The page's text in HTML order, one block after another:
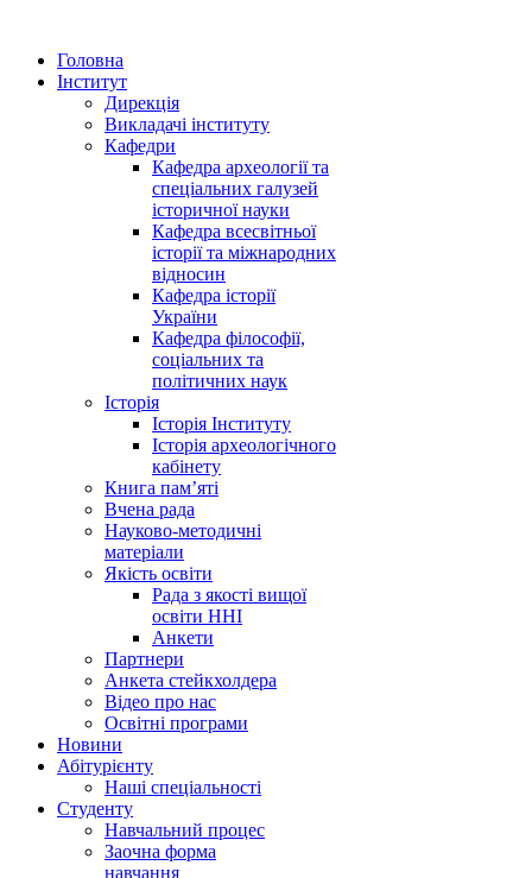
Головна
Інститут
Дирекція
Викладачі інституту
Кафедри
Кафедра археології та
спеціальних галузей
історичної науки
Кафедра всесвітньої
історії та міжнародних
відносин
Кафедра історії
України
Кафедра філософії,
соціальних та
політичних наук
Історія
Історія Інституту
Історія археологічного
кабінету
Книга памʼяті
Вчена рада
Науково-методичні
матеріали
Якість освіти
Рада з якості вищої
освіти ННІ
Анкети
Партнери
Анкета стейкхолдера
Відео про нас
Освітні програми
Hовини
Абітурієнту
Наші спеціальності
Студенту
Навчальний процес
Заочна форма
навчання